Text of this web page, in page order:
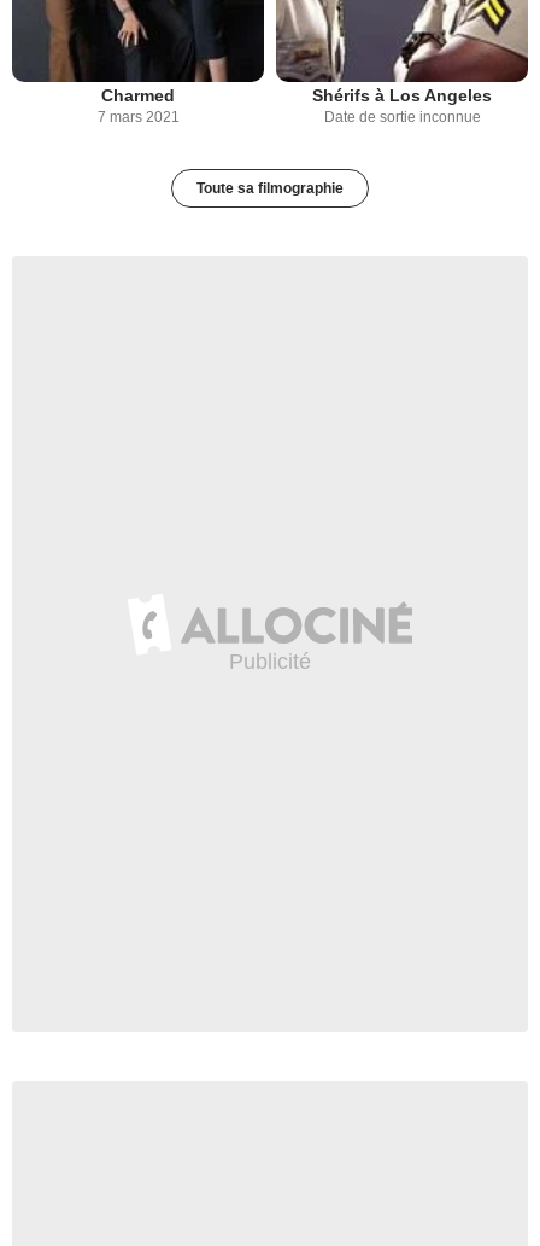
Charmed
7 mars 2021
Shérifs à Los Angeles
Date de sortie inconnue
Toute sa filmographie